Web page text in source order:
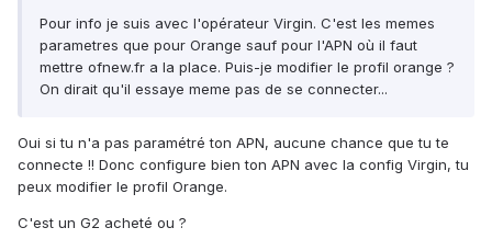
Pour info je suis avec l'opérateur Virgin. C'est les memes
parametres que pour Orange sauf pour l'APN où il faut
mettre ofnew.fr a la place. Puis-je modifier le profil orange ?
On dirait qu'il essaye meme pas de se connecter...
Oui si tu n'a pas paramétré ton APN, aucune chance que tu te
connecte !! Donc configure bien ton APN avec la config Virgin, tu
peux modifier le profil Orange.
C'est un G2 acheté ou ?